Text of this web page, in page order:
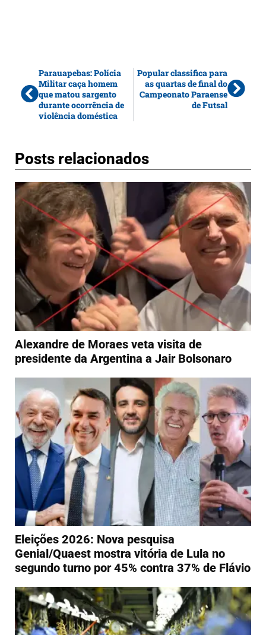
Parauapebas: Polícia
Militar caça homem
que matou sargento
durante ocorrência de
violência doméstica
Popular classifica para
as quartas de final do
Campeonato Paraense
de Futsal
Posts relacionados
Alexandre de Moraes veta visita de
presidente da Argentina a Jair Bolsonaro
Eleições 2026: Nova pesquisa
Genial/Quaest mostra vitória de Lula no
segundo turno por 45% contra 37% de Flávio